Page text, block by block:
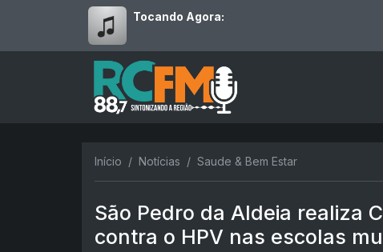
Tocando Agora:
Início Notícias Saude & Bem Estar
São Pedro da Aldeia realiza
contra o HPV nas escolas